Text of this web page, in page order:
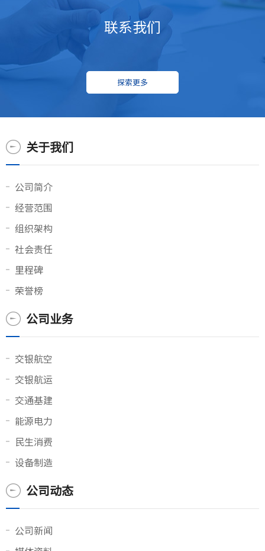
联系我们
探索更多
关于我们
公司简介
经营范围
组织架构
社会责任
里程碑
荣誉榜
公司业务
交银航空
交银航运
交通基建
能源电力
民生消费
设备制造
公司动态
公司新闻